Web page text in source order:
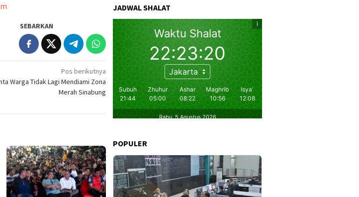
SEBARKAN
Pos berikutnya
Warga Tidak Lagi Mendiami Zona
Merah Sinabung
JADWAL SHALAT
POPULER